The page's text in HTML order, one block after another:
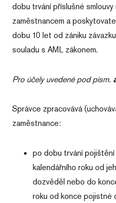
dobu trvání příslušné
zaměstnancem a
dobu 10 let od zániku
souladu s AML zákonem.
Pro účely uvedené pod písm.
Správce zpracovává
zaměstnance:
po dobu trvání
kalendářního roku od
dozvěděl nebo do
roku od konce pojistné